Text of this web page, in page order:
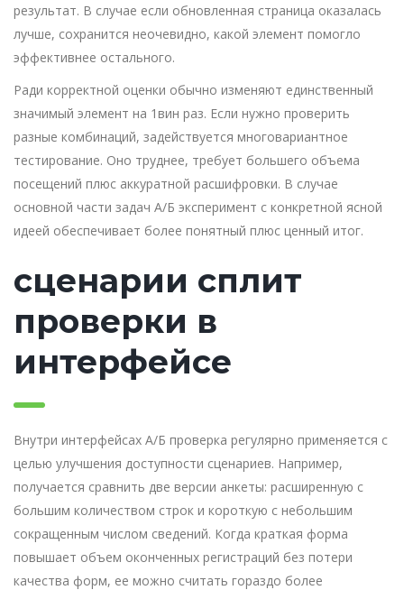
результат. В случае если обновленная страница оказалась
лучше, сохранится неочевидно, какой элемент помогло
эффективнее остального.
Ради корректной оценки обычно изменяют единственный
значимый элемент на 1вин раз. Если нужно проверить
разные комбинаций, задействуется многовариантное
тестирование. Оно труднее, требует большего объема
посещений плюс аккуратной расшифровки. В случае
основной части задач А/Б эксперимент с конкретной ясной
идеей обеспечивает более понятный плюс ценный итог.
сценарии сплит
проверки в
интерфейсе
Внутри интерфейсах А/Б проверка регулярно применяется с
целью улучшения доступности сценариев. Например,
получается сравнить две версии анкеты: расширенную с
большим количеством строк и короткую с небольшим
сокращенным числом сведений. Когда краткая форма
повышает объем оконченных регистраций без потери
качества форм, ее можно считать гораздо более